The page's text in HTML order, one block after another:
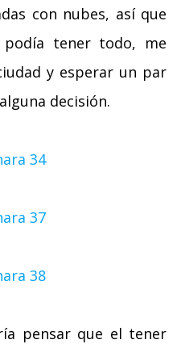
con nubes, así que
tener todo, me
y esperar un par
decisión.
pensar que el tener